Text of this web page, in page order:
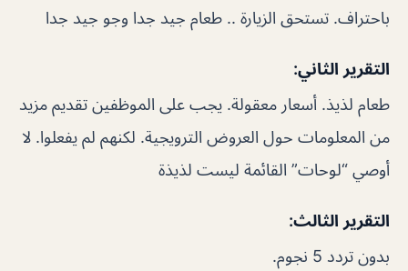
باحتراف. تستحق الزيارة .. طعام جيد جدا وجو جيد جدا
التقرير الثاني:
طعام لذيذ. أسعار معقولة. يجب على الموظفين تقديم مزيد
من المعلومات حول العروض الترويجية. لكنهم لم يفعلوا. لا
أوصي “لوحات” القائمة ليست لذيذة
التقرير الثالث:
بدون تردد 5 نجوم.